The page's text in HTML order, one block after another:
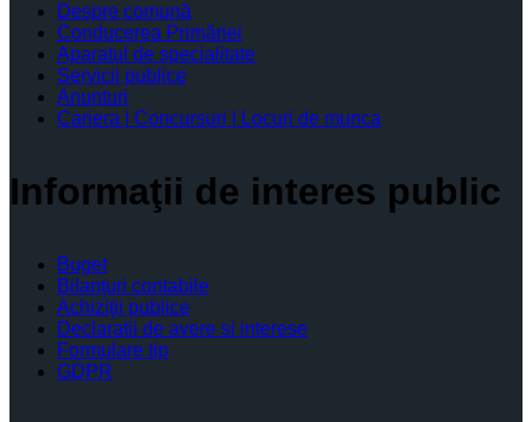
Despre comună
Conducerea Primăriei
Aparatul de specialitate
Servicii publice
Anunturi
Cariera | Concursuri | Locuri de munca
Informaţii de interes public
Buget
Bilanţuri contabile
Achiziţii publice
Declaratii de avere si interese
Formulare tip
GDPR